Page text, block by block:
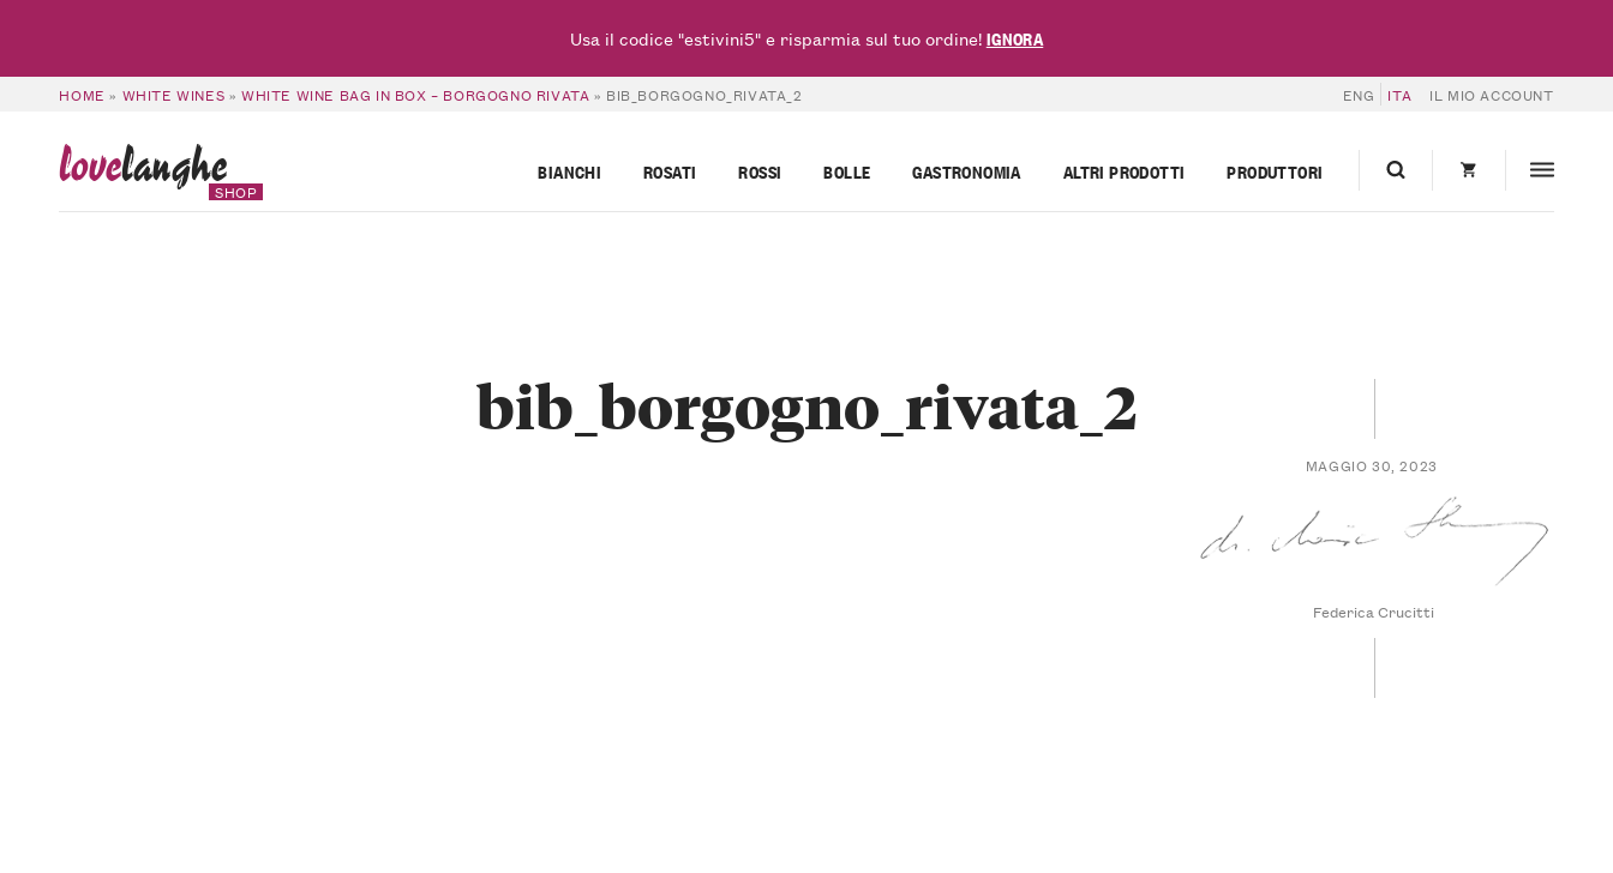
HOME » WHITE WINES » WHITE WINE BAG IN BOX – BORGOGNO RIVATA » BIB_BORGOGNO_RIVATA_2 ENG ITA IL MIO ACCOUNT
lovelanghe
SHOP
BIANCHI ROSATI ROSSI BOLLE GASTRONOMIA ALTRI PRODOTTI PRODUTTORI
bib_borgogno_rivata_2
MAGGIO 30, 2023
Federica Crucitti
Usa il codice "estivini5" e risparmia sul tuo ordine!IGNORA